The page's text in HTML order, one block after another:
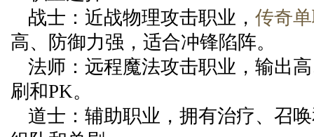
战士：近战物理攻击职业， 传奇
高、防御力强，适合冲锋陷阵。
法师：远程魔法攻击职业，输出
刷和PK。
道士：辅助职业，拥有治疗、召